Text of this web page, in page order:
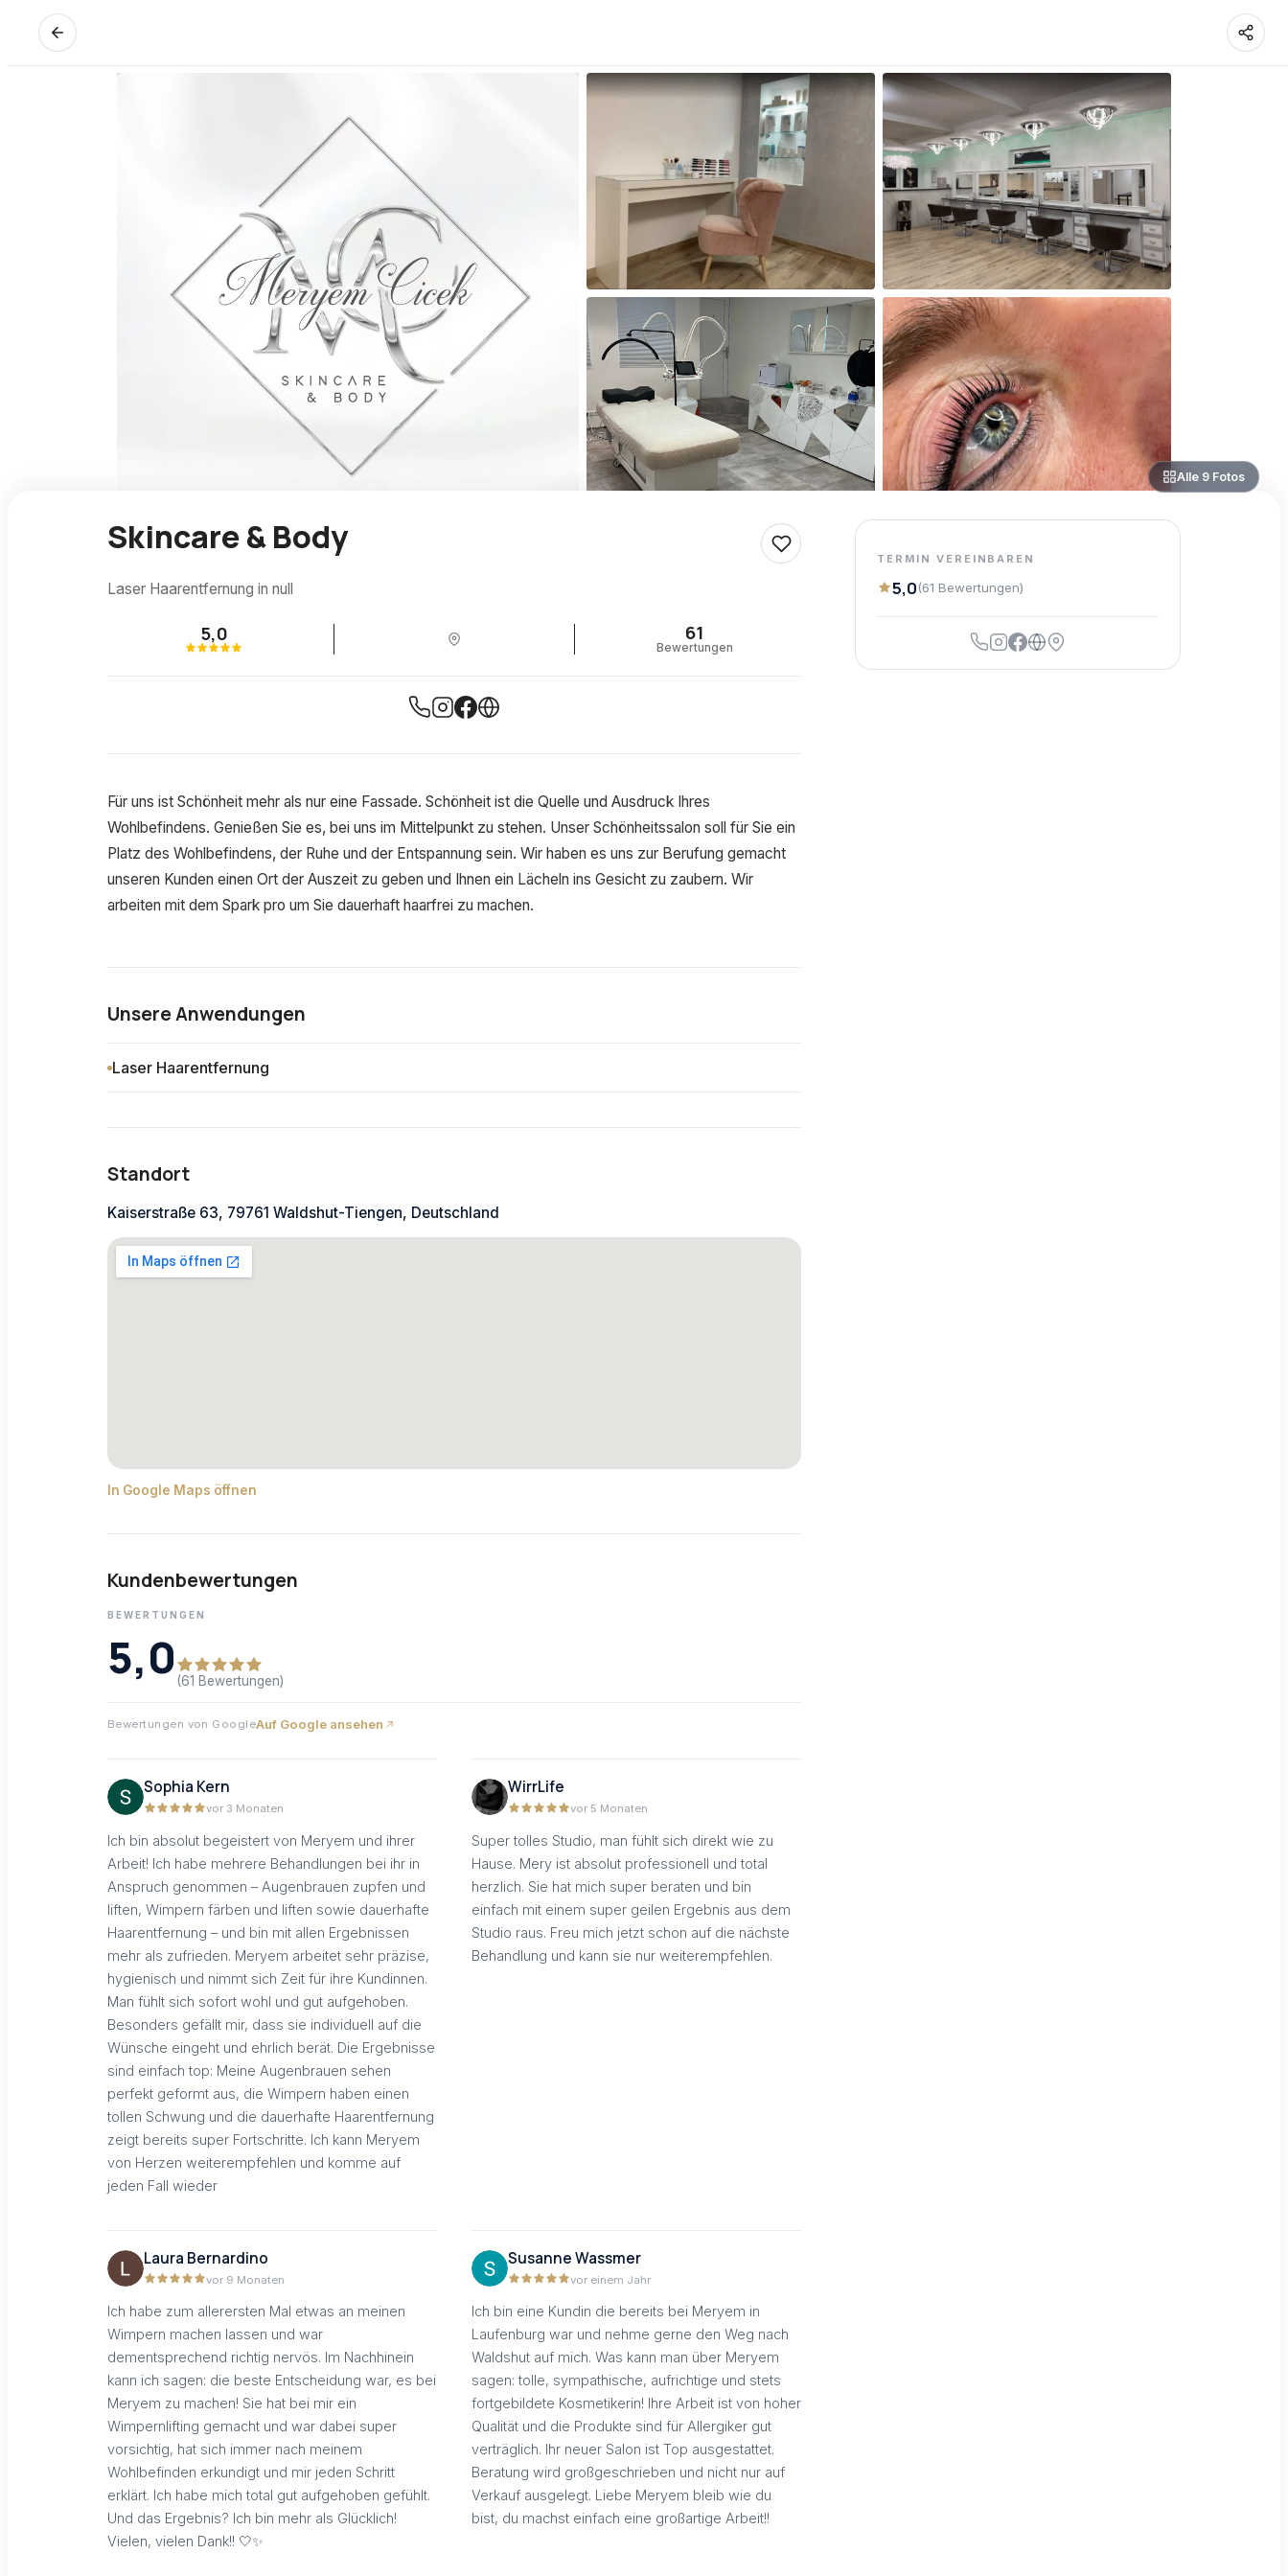
Alle 9 Fotos
Skincare & Body
Laser Haarentfernung in null
5,0 61
Bewertungen
Für uns ist Schönheit mehr als nur eine Fassade. Schönheit ist die Quelle und Ausdruck Ihres
Wohlbefindens. Genießen Sie es, bei uns im Mittelpunkt zu stehen. Unser Schönheitssalon soll für Sie ein
Platz des Wohlbefindens, der Ruhe und der Entspannung sein. Wir haben es uns zur Berufung gemacht
unseren Kunden einen Ort der Auszeit zu geben und Ihnen ein Lächeln ins Gesicht zu zaubern. Wir
arbeiten mit dem Spark pro um Sie dauerhaft haarfrei zu machen.
Unsere Anwendungen
Laser Haarentfernung
Standort
Kaiserstraße 63, 79761 Waldshut-Tiengen, Deutschland
In Google Maps öffnen
Kundenbewertungen
BEWERTUNGEN
5,0 (61 Bewertungen)
Bewertungen von GoogleAuf Google ansehen
Sophia Kern
vor 3 Monaten
Ich bin absolut begeistert von Meryem und ihrer
Arbeit! Ich habe mehrere Behandlungen bei ihr in
Anspruch genommen – Augenbrauen zupfen und
liften, Wimpern färben und liften sowie dauerhafte
Haarentfernung – und bin mit allen Ergebnissen
mehr als zufrieden. Meryem arbeitet sehr präzise,
hygienisch und nimmt sich Zeit für ihre Kundinnen.
Man fühlt sich sofort wohl und gut aufgehoben.
Besonders gefällt mir, dass sie individuell auf die
Wünsche eingeht und ehrlich berät. Die Ergebnisse
sind einfach top: Meine Augenbrauen sehen
perfekt geformt aus, die Wimpern haben einen
tollen Schwung und die dauerhafte Haarentfernung
zeigt bereits super Fortschritte. Ich kann Meryem
von Herzen weiterempfehlen und komme auf
jeden Fall wieder
WirrLife
vor 5 Monaten
Super tolles Studio, man fühlt sich direkt wie zu
Hause. Mery ist absolut professionell und total
herzlich. Sie hat mich super beraten und bin
einfach mit einem super geilen Ergebnis aus dem
Studio raus. Freu mich jetzt schon auf die nächste
Behandlung und kann sie nur weiterempfehlen.
Laura Bernardino
vor 9 Monaten
Ich habe zum allerersten Mal etwas an meinen
Wimpern machen lassen und war
dementsprechend richtig nervös. Im Nachhinein
kann ich sagen: die beste Entscheidung war, es bei
Meryem zu machen! Sie hat bei mir ein
Wimpernlifting gemacht und war dabei super
vorsichtig, hat sich immer nach meinem
Wohlbefinden erkundigt und mir jeden Schritt
erklärt. Ich habe mich total gut aufgehoben gefühlt.
Und das Ergebnis? Ich bin mehr als Glücklich!
Vielen, vielen Dank!! 🤍✨
Susanne Wassmer
vor einem Jahr
Ich bin eine Kundin die bereits bei Meryem in
Laufenburg war und nehme gerne den Weg nach
Waldshut auf mich. Was kann man über Meryem
sagen: tolle, sympathische, aufrichtige und stets
fortgebildete Kosmetikerin! Ihre Arbeit ist von hoher
Qualität und die Produkte sind für Allergiker gut
verträglich. Ihr neuer Salon ist Top ausgestattet.
Beratung wird großgeschrieben und nicht nur auf
Verkauf ausgelegt. Liebe Meryem bleib wie du
bist, du machst einfach eine großartige Arbeit!!
TERMIN VEREINBAREN
5,0(61 Bewertungen)